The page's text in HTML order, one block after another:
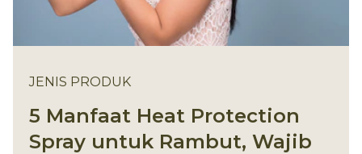
JENIS PRODUK
5 Manfaat Heat Protection
Spray untuk Rambut, Wajib